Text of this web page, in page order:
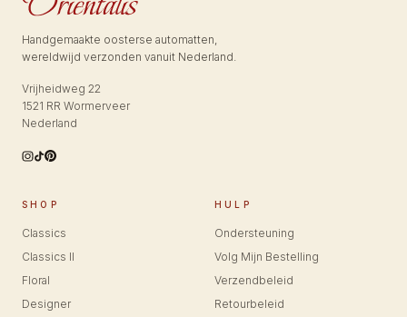
Handgemaakte oosterse automatten,
wereldwijd verzonden vanuit Nederland.
Vrijheidweg 22
1521 RR Wormerveer
Nederland
SHOP
Classics
Classics II
Floral
Designer
HULP
Ondersteuning
Volg Mijn Bestelling
Verzendbeleid
Retourbeleid